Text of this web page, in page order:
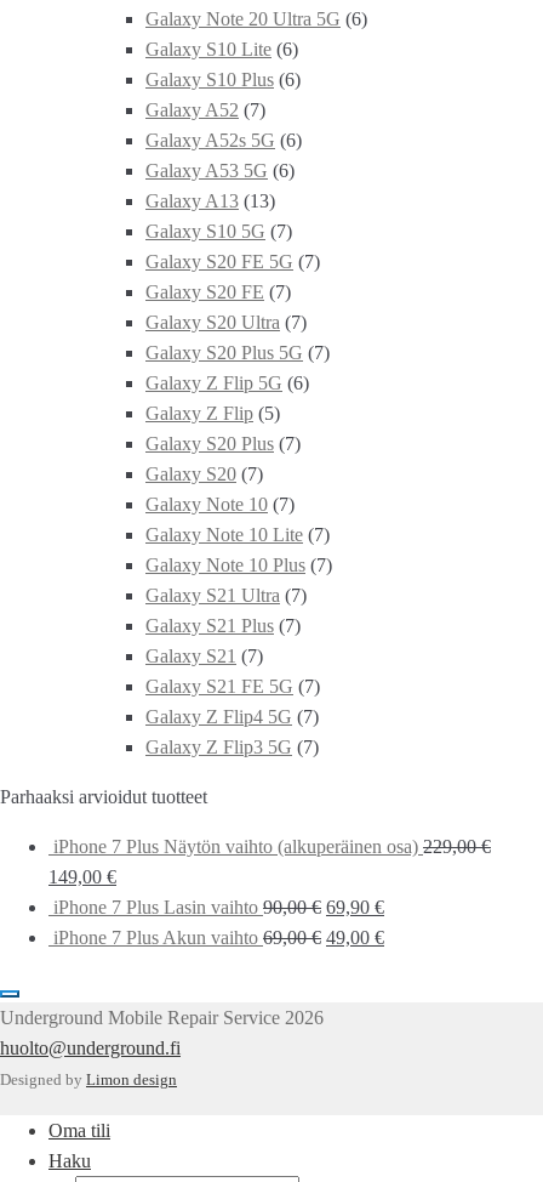
Galaxy Note 20 Ultra 5G (6)
Galaxy S10 Lite (6)
Galaxy S10 Plus (6)
Galaxy A52 (7)
Galaxy A52s 5G (6)
Galaxy A53 5G (6)
Galaxy A13 (13)
Galaxy S10 5G (7)
Galaxy S20 FE 5G (7)
Galaxy S20 FE (7)
Galaxy S20 Ultra (7)
Galaxy S20 Plus 5G (7)
Galaxy Z Flip 5G (6)
Galaxy Z Flip (5)
Galaxy S20 Plus (7)
Galaxy S20 (7)
Galaxy Note 10 (7)
Galaxy Note 10 Lite (7)
Galaxy Note 10 Plus (7)
Galaxy S21 Ultra (7)
Galaxy S21 Plus (7)
Galaxy S21 (7)
Galaxy S21 FE 5G (7)
Galaxy Z Flip4 5G (7)
Galaxy Z Flip3 5G (7)
Parhaaksi arvioidut tuotteet
iPhone 7 Plus Näytön vaihto (alkuperäinen osa) 229,00€
149,00 €
iPhone 7 Plus Lasin vaihto 90,00€ 69,90 €
iPhone 7 Plus Akun vaihto 69,00€ 49,00 €
Underground Mobile Repair Service 2026
huolto@underground.fi
Designed by Limon design
Oma tili
Haku